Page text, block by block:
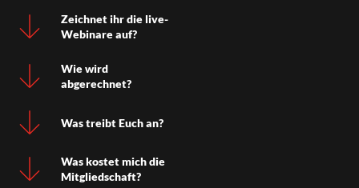
Zeichnet ihr die live-
Webinare auf?
Wie wird
abgerechnet?
Was treibt Euch an?
Was kostet mich die
Mitgliedschaft?